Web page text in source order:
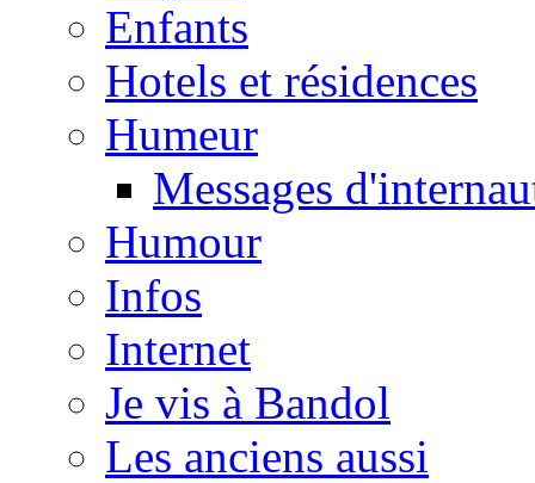
Enfants
Hotels et résidences
Humeur
Messages
Humour
Infos
Internet
Je vis à Bandol
Les anciens aussi